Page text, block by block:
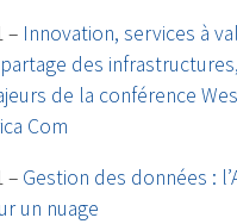
– Innovation, services à
des infrastructures,
de la conférence
Com
– Gestion des données :
un nuage